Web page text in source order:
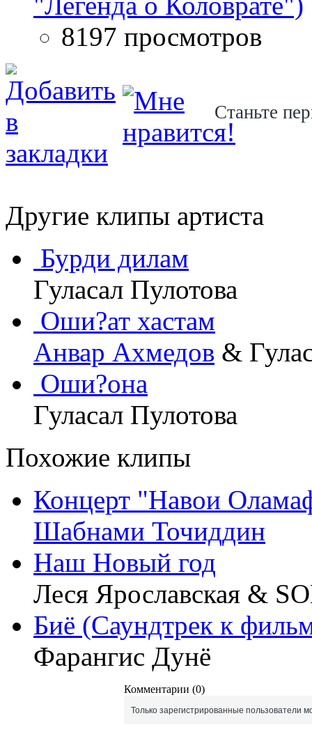
8197 просмотров
Станьте
Другие клипы артиста
Бурди дилам
Гуласал Пулотова
Оши?ат хастам
Анвар Ахмедов &
Оши?она
Гуласал Пулотова
Похожие клипы
Концерт "Навои
Шабнами Точиддин
Наш Новый год
Леся Ярославская &
Биё (Саундтрек к
Фарангис Дунё
Комментарии (0)
Только зарегистрированные пользователи